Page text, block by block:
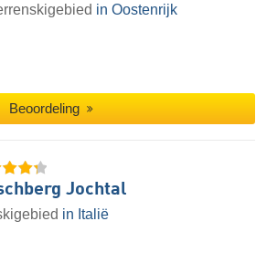
in Oostenrijk
Beoordeling
Jochtal
in Italië